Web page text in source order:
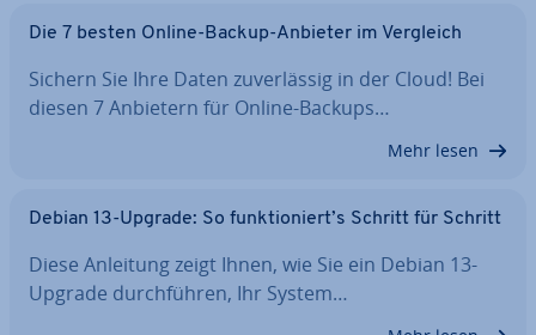
Die 7 besten Online-Backup-Anbieter im Vergleich
Sichern Sie Ihre Daten zu­ver­läs­sig in der Cloud! Bei
diesen 7 Anbietern für Online-Backups…
Mehr lesen
Debian 13-Upgrade: So funk­tio­niert’s Schritt für Schritt
Diese Anleitung zeigt Ihnen, wie Sie ein Debian 13-
Upgrade durch­füh­ren, Ihr System…